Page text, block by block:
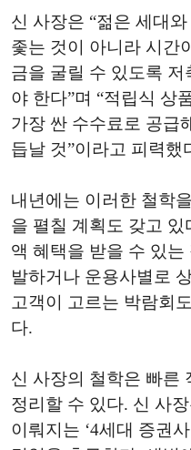
신 사장은 “젊은 세대
좇는 것이 아니라 시간
금을 굴릴 수 있도록 저
야 한다”며 “적립식 상
가장 싼 수수료로 공급
듭날 것”이라고 피력했
내년에는 이러한 철학
을 펼칠 계획도 갖고 있
액 혜택을 받을 수 있는
발하거나 운용사별로
고객이 고르는 박람회
다.
신 사장의 철학은 빠른
정리할 수 있다. 신 사
이뤄지는 ‘4세대 증권